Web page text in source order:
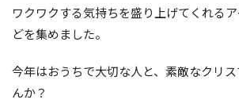
ワクワクする気持ちを盛り上げてくれる
どを集めました。
今年はおうちで大切な人と、素敵なクリ
んか？